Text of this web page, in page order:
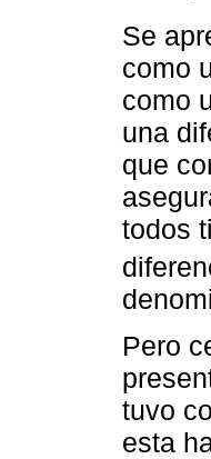
Se
como
como
una
que
todos
Pero
tuvo
esta